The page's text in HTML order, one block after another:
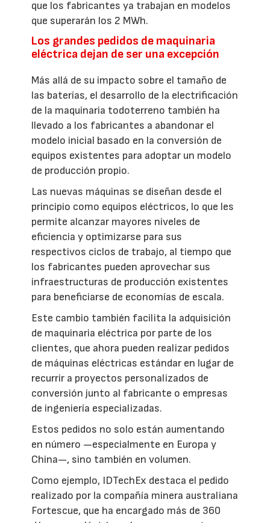
que los fabricantes ya trabajan en modelos
que superarán los 2 MWh.
Los grandes pedidos de maquinaria
eléctrica dejan de ser una excepción
Más allá de su impacto sobre el tamaño de
las baterías, el desarrollo de la electrificación
de la maquinaria todoterreno también ha
llevado a los fabricantes a abandonar el
modelo inicial basado en la conversión de
equipos existentes para adoptar un modelo
de producción propio.
Las nuevas máquinas se diseñan desde el
principio como equipos eléctricos, lo que les
permite alcanzar mayores niveles de
eficiencia y optimizarse para sus
respectivos ciclos de trabajo, al tiempo que
los fabricantes pueden aprovechar sus
infraestructuras de producción existentes
para beneficiarse de economías de escala.
Este cambio también facilita la adquisición
de maquinaria eléctrica por parte de los
clientes, que ahora pueden realizar pedidos
de máquinas eléctricas estándar en lugar de
recurrir a proyectos personalizados de
conversión junto al fabricante o empresas
de ingeniería especializadas.
Estos pedidos no solo están aumentando
en número —especialmente en Europa y
China—, sino también en volumen.
Como ejemplo, IDTechEx destaca el pedido
realizado por la compañía minera australiana
Fortescue, que ha encargado más de 360